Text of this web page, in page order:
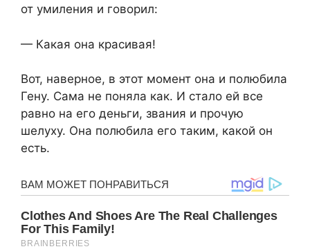
от умиления и говорил:
— Какая она красивая!
Вот, наверное, в этот момент она и полюбила
Гену. Сама не поняла как. И стало ей все
равно на его деньги, звания и прочую
шелуху. Она полюбила его таким, какой он
есть.